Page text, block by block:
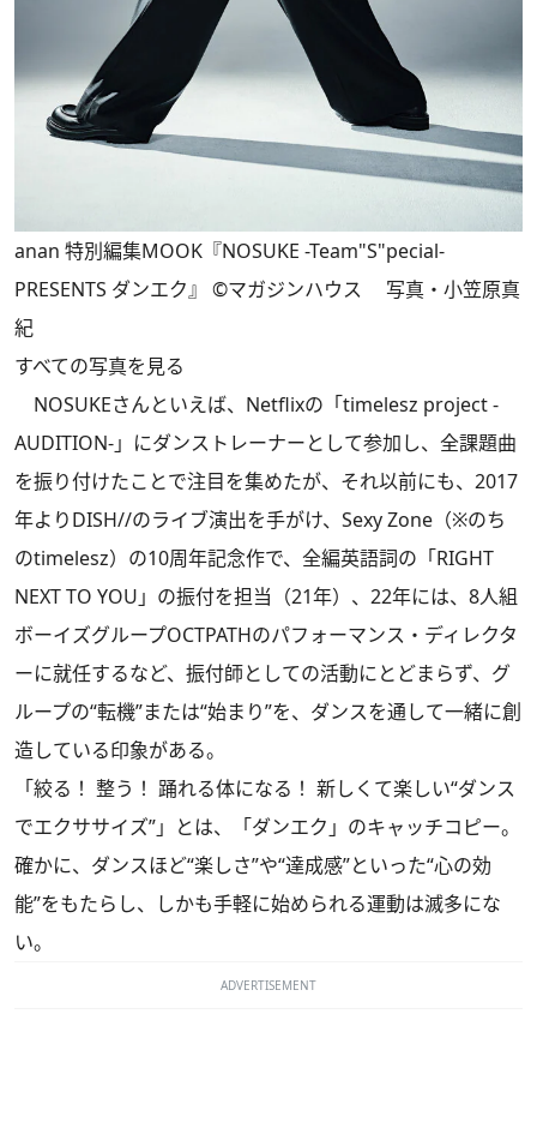
anan 特別編集MOOK『NOSUKE -Team"S"pecial-
PRESENTS ダンエク』 ©マガジンハウス 写真・小笠原真
紀
すべての写真を見る
NOSUKEさんといえば、Netflixの「timelesz project -
AUDITION-」にダンストレーナーとして参加し、全課題曲
を振り付けたことで注目を集めたが、それ以前にも、2017
年よりDISH//のライブ演出を手がけ、Sexy Zone（※のち
のtimelesz）の10周年記念作で、全編英語詞の「RIGHT
NEXT TO YOU」の振付を担当（21年）、22年には、8人組
ボーイズグループOCTPATHのパフォーマンス・ディレクタ
ーに就任するなど、振付師としての活動にとどまらず、グ
ループの“転機”または“始まり”を、ダンスを通して一緒に創
造している印象がある。
「絞る！ 整う！ 踊れる体になる！ 新しくて楽しい“ダンス
でエクササイズ”」とは、「ダンエク」のキャッチコピー。
確かに、ダンスほど“楽しさ”や“達成感”といった“心の効
能”をもたらし、しかも手軽に始められる運動は滅多にな
い。
ADVERTISEMENT